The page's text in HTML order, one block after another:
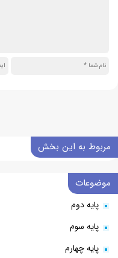
مربوط به این بخش
موضوعات
پایه دوم
پایه سوم
پایه چهارم